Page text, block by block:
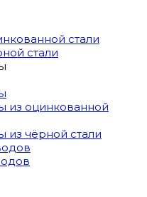
стали
стали
из оцинкованной
из чёрной стали